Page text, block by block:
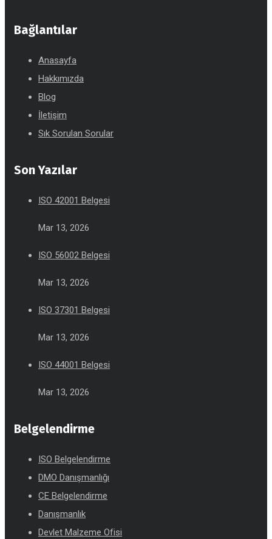
Bağlantılar
Anasayfa
Hakkımızda
Blog
İletişim
Sık Sorulan Sorular
Son Yazılar
ISO 42001 Belgesi
Mar 13, 2026
ISO 56002 Belgesi
Mar 13, 2026
ISO 37301 Belgesi
Mar 13, 2026
ISO 44001 Belgesi
Mar 13, 2026
Belgelendirme
ISO Belgelendirme
DMO Danışmanlığı
CE Belgelendirme
Danışmanlık
Devlet Malzeme Ofisi